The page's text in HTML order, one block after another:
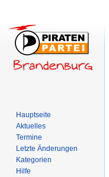
Hauptseite
Aktuelles
Termine
Letzte Änderungen
Kategorien
Hilfe